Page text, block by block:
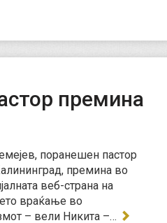
премина
поранешен пастор
премина во
веб-страна на
враќање во
– вели Никита –…